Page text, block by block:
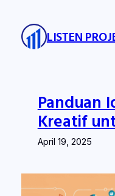
content
LISTEN
Panduan
Kreatif
April 19, 2025